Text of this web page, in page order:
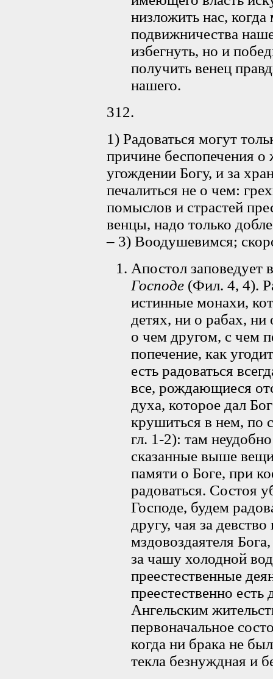
низложить нас,
подвижничества
избегнуть, но и
получить венец
нашего.
312.
1) Радоваться могут
причине беспопечения
угождении Богу, и за
печалиться не о чем:
помыслов и страстей
венцы, надо только
– 3) Воодушевимся;
Апостол заповедует
Господе (Фил. 4, 4).
истинные монахи,
детях, ни о рабах,
о чем другом, с чем
попечение, как
есть радоваться
все, рождающиеся
духа, которое дал
крушиться в нем, по
гл. 1-2): там
сказанные выше
памяти о Боге, при
радоваться. Состоя
Господе, будем
другу, чая за
мздовоздаятеля
за чашу холодной
преестественные
преестественно есть
Ангельским
первоначальное
когда ни брака не
текла безнуждная и